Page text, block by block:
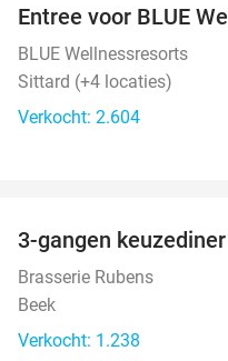
Entree voor BLUE
BLUE Wellnessresorts
Sittard (+4 locaties)
Verkocht: 2.604
3-gangen
Brasserie Rubens
Beek
Verkocht: 1.238